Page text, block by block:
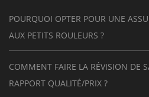
POURQUOI OPTER POUR UNE
AUX PETITS ROULEURS ?
COMMENT FAIRE LA RÉVISION DE
RAPPORT QUALITÉ/PRIX ?